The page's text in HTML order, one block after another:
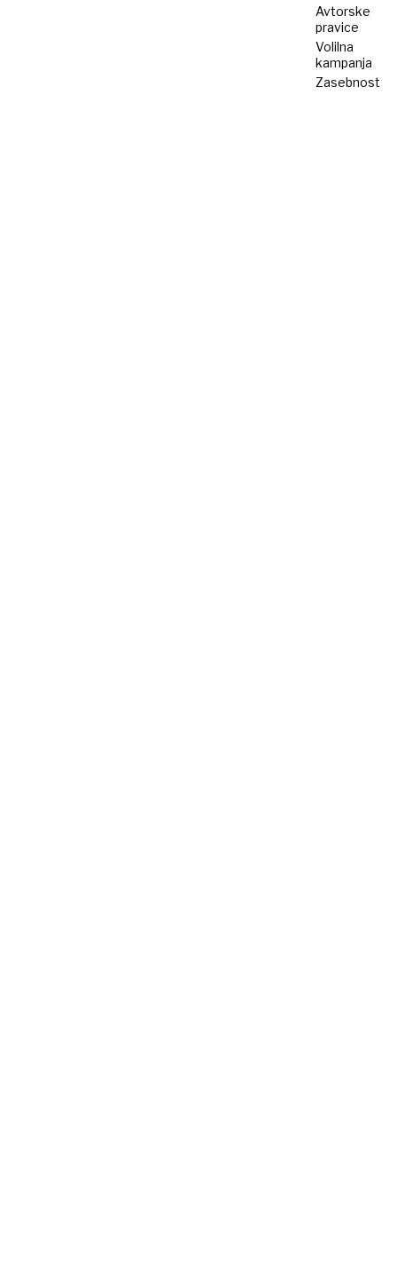
Avtorske
pravice
Volilna
kampanja
Zasebnost